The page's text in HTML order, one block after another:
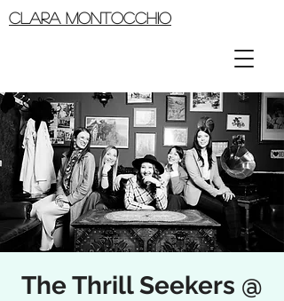
CLARA MONTOCCHIO
The Thrill Seekers @